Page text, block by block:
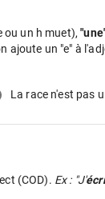
ou un h muet),
ajoute un "e" à
La race n'est pas
(COD). Ex : "J'